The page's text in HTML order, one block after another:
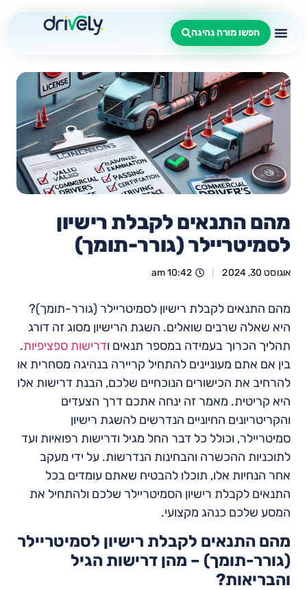
חפשו מורה נהיגה
מהם התנאים לקבלת רישיון
לסמיטריילר (גורר-תומך)
אוגוסט 30, 2024 10:42 am
מהם התנאים לקבלת רישיון לסמיטריילר (גורר-תומך)?
היא שאלה שרבים שואלים. השגת הרישיון מסוג זה דורג
תהליך הכרוך בעמידה במספר תנאים ודרישות ספציפיות.
בין אם אתם מעוניינים להתחיל קריירה בנהיגה מסחרית או
להרחיב את הכישורים הנוכחיים שלכם, הבנת דרישות אלו
היא קריטית. מאמר זה ינחה אתכם דרך הצעדים
והקריטריונים החיוניים הנדרשים להשגת רישיון
סמיטריילר, וכולל כל דבר החל מגיל ודרישות רפואיות ועד
לתוכניות ההכשרה והבחינות הנדרשות. על ידי מעקב
אחר הנחיות אלו, תוכלו להבטיח שאתם עומדים בכל
התנאים לקבלת רישיון הסמיטריילר שלכם ולהתחיל את
המסע שלכם כנהג מקצועי.
מהם התנאים לקבלת רישיון לסמיטריילר
(גורר-תומך) – מהן דרישות הגיל
והבריאות?